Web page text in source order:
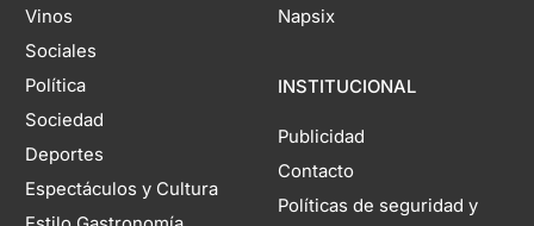
Vinos
Sociales
Política
Sociedad
Deportes
Espectáculos y Cultura
Napsix
INSTITUCIONAL
Publicidad
Contacto
Políticas de seguridad y